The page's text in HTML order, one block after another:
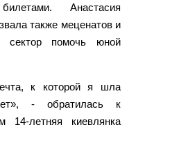
Анастасия
также меценатов и
сектор помочь юной
к которой я шла
- обратилась к
14-летняя киевлянка